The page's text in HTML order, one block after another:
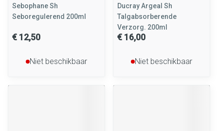
Sebophane Sh
Seboregulerend 200ml
€ 12,50
Niet beschikbaar
Ducray Argeal Sh
Talgabsorberende
Verzorg. 200ml
€ 16,00
Niet beschikbaar